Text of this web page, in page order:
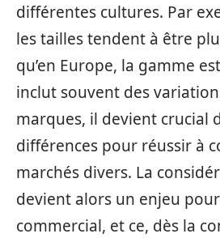
différentes cultures. Par
les tailles tendent à être
qu’en Europe, la gamme
inclut souvent des
marques, il devient crucial
différences pour réussir à
marchés divers. La
devient alors un enjeu
commercial, et ce, dès la